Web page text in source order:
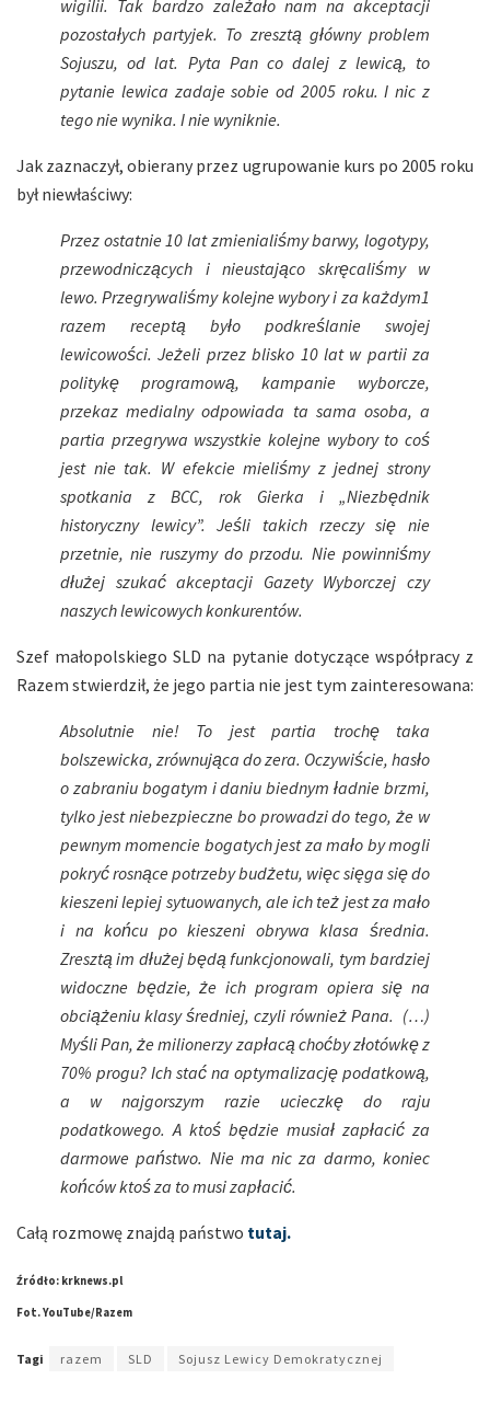
wigilii. Tak bardzo zależało nam na akceptacji
pozostałych partyjek. To zresztą główny problem
Sojuszu, od lat. Pyta Pan co dalej z lewicą, to
pytanie lewica zadaje sobie od 2005 roku. I nic z
tego nie wynika. I nie wyniknie.
Jak zaznaczył, obierany przez ugrupowanie kurs po 2005 roku
był niewłaściwy:
Przez ostatnie 10 lat zmienialiśmy barwy, logotypy,
przewodniczących i nieustająco skręcaliśmy w
lewo. Przegrywaliśmy kolejne wybory i za każdym1
razem receptą było podkreślanie swojej
lewicowości. Jeżeli przez blisko 10 lat w partii za
politykę programową, kampanie wyborcze,
przekaz medialny odpowiada ta sama osoba, a
partia przegrywa wszystkie kolejne wybory to coś
jest nie tak. W efekcie mieliśmy z jednej strony
spotkania z BCC, rok Gierka i „Niezbędnik
historyczny lewicy”. Jeśli takich rzeczy się nie
przetnie, nie ruszymy do przodu. Nie powinniśmy
dłużej szukać akceptacji Gazety Wyborczej czy
naszych lewicowych konkurentów.
Szef małopolskiego SLD na pytanie dotyczące współpracy z
Razem stwierdził, że jego partia nie jest tym zainteresowana:
Absolutnie nie! To jest partia trochę taka
bolszewicka, zrównująca do zera. Oczywiście, hasło
o zabraniu bogatym i daniu biednym ładnie brzmi,
tylko jest niebezpieczne bo prowadzi do tego, że w
pewnym momencie bogatych jest za mało by mogli
pokryć rosnące potrzeby budżetu, więc sięga się do
kieszeni lepiej sytuowanych, ale ich też jest za mało
i na końcu po kieszeni obrywa klasa średnia.
Zresztą im dłużej będą funkcjonowali, tym bardziej
widoczne będzie, że ich program opiera się na
obciążeniu klasy średniej, czyli również Pana. (…)
Myśli Pan, że milionerzy zapłacą choćby złotówkę z
70% progu? Ich stać na optymalizację podatkową,
a w najgorszym razie ucieczkę do raju
podatkowego. A ktoś będzie musiał zapłacić za
darmowe państwo. Nie ma nic za darmo, koniec
końców ktoś za to musi zapłacić.
Całą rozmowę znajdą państwo tutaj.
Źródło: krknews.pl
Fot. YouTube/Razem
Tagi razem SLD Sojusz Lewicy Demokratycznej